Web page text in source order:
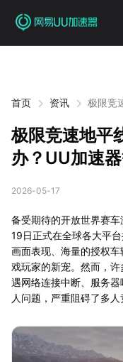
首页 资讯
极限竞
极限竞速地平
办？UU加速
2026-05-17
备受期待的开放世界赛
19日正式在全球各大平
画面表现、海量的授权
戏玩家的新宠。然而，
遇网络连接中断、服务
人问题，严重阻碍了多人